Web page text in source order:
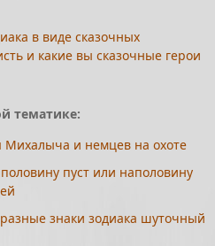
в виде сказочных
и какие вы сказочные герои
тематике:
Михалыча и немцев на охоте
пуст или наполовину
знаки зодиака шуточный